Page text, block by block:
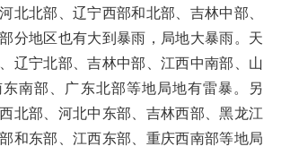
北北部、辽宁西部和北部、吉林中部、
分地区也有大到暴雨，局地大暴雨。天
辽宁北部、吉林中部、江西中南部、山
南部、广东北部等地局地有雷暴。另
北部、河北中东部、吉林西部、黑龙江
和东部、江西东部、重庆西南部等地局